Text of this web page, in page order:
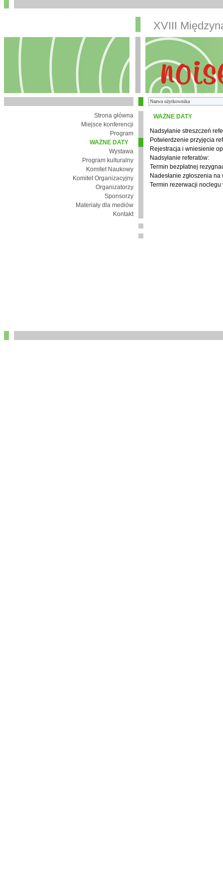
XVIII
Strona główna
Miejsce konferencji
Program
WAŻNE DATY
Wystawa
Program kulturalny
Komitet Naukowy
Komitet Organizacyjny
Organizatorzy
Sponsorzy
Materiały dla mediów
Kontakt
WAŻNE DATY
Nadsyłanie streszczeń
Potwierdzenie przyjęcia
Rejestracja i wniesienie
Nadsyłanie referatów:
Termin bezpłatnej
Nadesłanie zgłoszenia na
Termin rezerwacji